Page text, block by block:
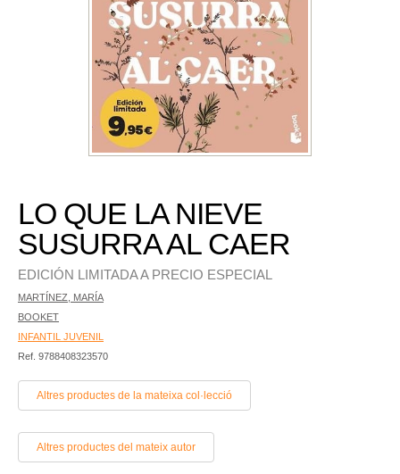
LO QUE LA NIEVE
SUSURRA AL CAER
EDICIÓN LIMITADA A PRECIO ESPECIAL
MARTÍNEZ, MARÍA
BOOKET
INFANTIL JUVENIL
Ref. 9788408323570
Altres productes de la mateixa col·lecció
Altres productes del mateix autor